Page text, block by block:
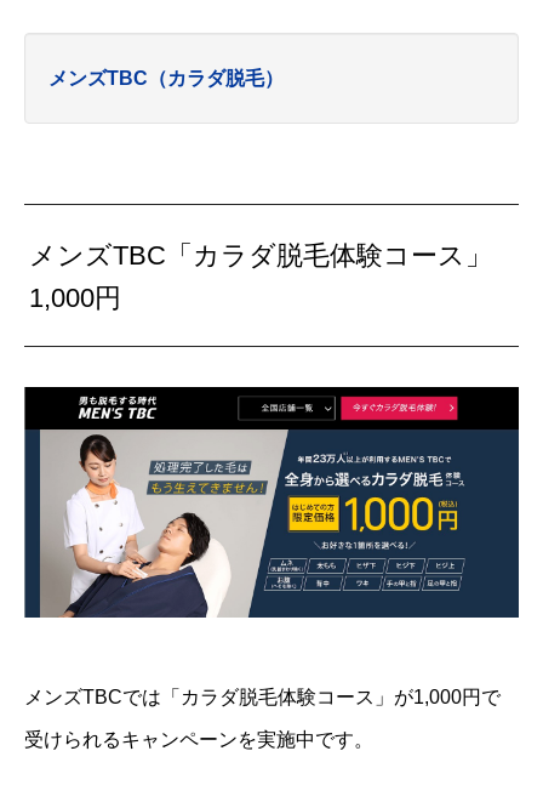
メンズTBC（カラダ脱毛）
メンズTBC「カラダ脱毛体験コース」
1,000円
メンズTBCでは「カラダ脱毛体験コース」が1,000円で
受けられるキャンペーンを実施中です。